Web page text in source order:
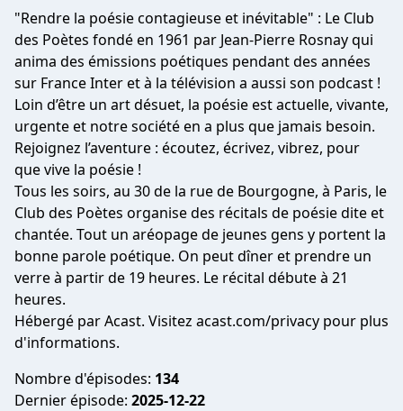
"Rendre la poésie contagieuse et inévitable" : Le Club
des Poètes fondé en 1961 par Jean-Pierre Rosnay qui
anima des émissions poétiques pendant des années
sur France Inter et à la télévision a aussi son podcast !
Loin d’être un art désuet, la poésie est actuelle, vivante,
urgente et notre société en a plus que jamais besoin.
Rejoignez l’aventure : écoutez, écrivez, vibrez, pour
que vive la poésie !
Tous les soirs, au 30 de la rue de Bourgogne, à Paris, le
Club des Poètes organise des récitals de poésie dite et
chantée. Tout un aréopage de jeunes gens y portent la
bonne parole poétique. On peut dîner et prendre un
verre à partir de 19 heures. Le récital débute à 21
heures.
Hébergé par Acast. Visitez acast.com/privacy pour plus
d'informations.
Nombre d'épisodes: 134
Dernier épisode: 2025-12-22